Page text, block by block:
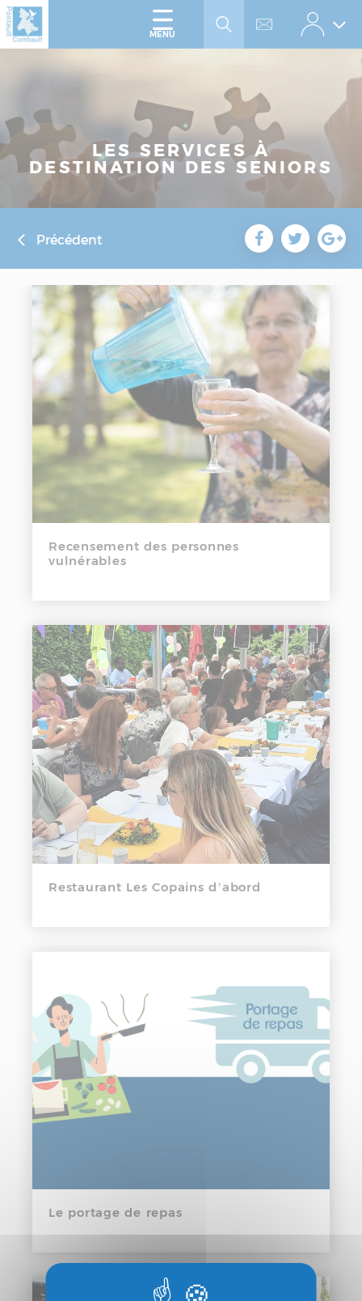
au
menu
Accéder
contenu
MENU
LES SERVICES À
DESTINATION DES SENIORS
Précédent
Recensement des personnes
vulnérables
Restaurant Les Copains d’abord
Le portage de repas
Panneau de gestion des cookies